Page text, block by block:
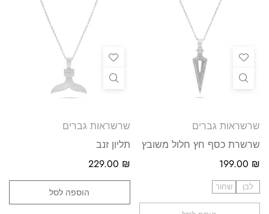
שרשראות גברים
שרשרת כסף חץ חלול משובץ
199.00 ₪
לבן שחור
שרשראות גברים
תליון זנב
229.00 ₪
הוספה לסל